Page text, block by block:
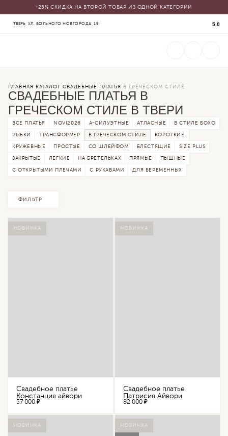
-25% СКИДКА НА ВТОРОЙ ТОВАР ИЗ ОДНОЙ КАТЕГОРИИ
ТВЕРЬ , УЛ. ВОЛЬНОГО НОВГОРОДА, 19 5.0
ГЛАВНАЯ КАТАЛОГ СВАДЕБНЫЕ ПЛАТЬЯ В ГРЕЧЕСКОМ СТИЛЕ
СВАДЕБНЫЕ ПЛАТЬЯ В
ГРЕЧЕСКОМ СТИЛЕ В ТВЕРИ
ВСЕ ПЛАТЬЯ NOVI2026 А-СИЛУЭТНЫЕ АТЛАСНЫЕ В СТИЛЕ БОХО
РЫБКИ ТРАНСФОРМЕР В ГРЕЧЕСКОМ СТИЛЕ КОРОТКИЕ
КРУЖЕВНЫЕ ПРОСТЫЕ СО ШЛЕЙФОМ БЛЕСТЯЩИЕ SIZE PLUS
ЗАКРЫТЫЕ ЛЕГКИЕ НА БРЕТЕЛЬКАХ ПРЯМЫЕ ПЫШНЫЕ
С ОТКРЫТЫМИ ПЛЕЧАМИ С РУКАВАМИ ДЛЯ БЕРЕМЕННЫХ
ФИЛЬТР
НОВИНКА
Свадебное платье
Констанция айвори
57 000 ₽
НОВИНКА
Свадебное платье
Патрисия Айвори
82 000 ₽
НОВИНКА НОВИНКА
СВАДЕБНЫЕ ПЛАТЬЯ